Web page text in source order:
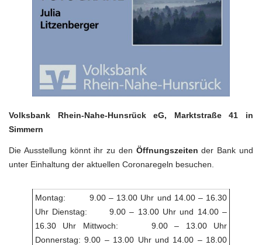
Volksbank Rhein-Nahe-Hunsrück eG, Marktstraße 41 in
Simmern
Die Ausstellung könnt ihr zu den Öffnungszeiten der Bank und
unter Einhaltung der aktuellen Coronaregeln besuchen.
Montag: 9.00 – 13.00 Uhr und 14.00 – 16.30
Uhr Dienstag: 9.00 – 13.00 Uhr und 14.00 –
16.30 Uhr Mittwoch: 9.00 – 13.00 Uhr
Donnerstag: 9.00 – 13.00 Uhr und 14.00 – 18.00